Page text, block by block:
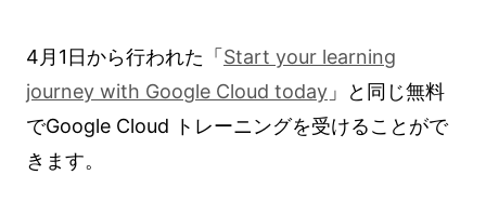
4月1日から行われた「 Start your learning
journey with Google Cloud today 」と同じ無料
でGoogle Cloud トレーニングを受けることがで
きます。